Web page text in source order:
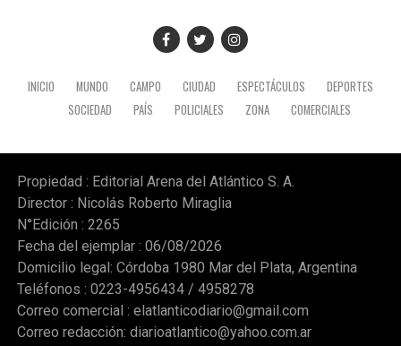
INICIO MUNDO CAMPO CIUDAD ESPECTÁCULOS
DEPORTES
SOCIEDAD
PAÍS POLICIALES ZONA COMERCIALES
Propiedad : Editorial Arena del Atlántico S. A.
Director : Nicolás Roberto Miraglia
N°Edición : 2265
Fecha del ejemplar : 06/08/2026
Domicilio legal: Córdoba 1980 Mar del Plata, Argentina
Teléfonos : 0223-4956434 / 4958278
Correo comercial : elatlanticodiario@gmail.com
Correo redacción: diarioatlantico@yahoo.com.ar